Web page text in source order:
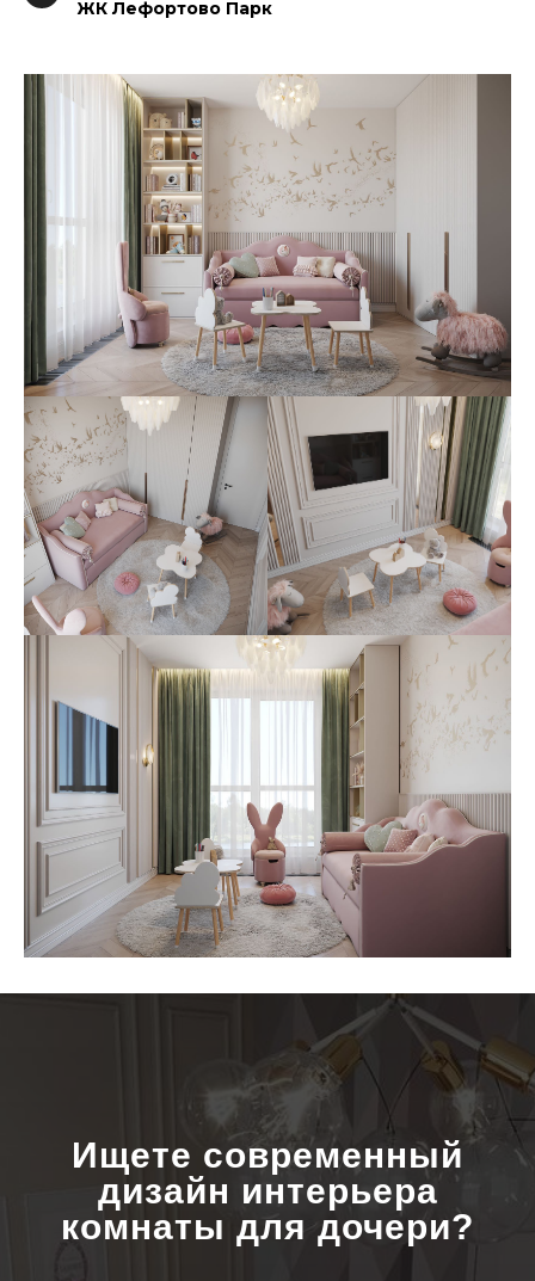
ЖК Лефортово Парк
Ищете современный
дизайн интерьера
комнаты для дочери?